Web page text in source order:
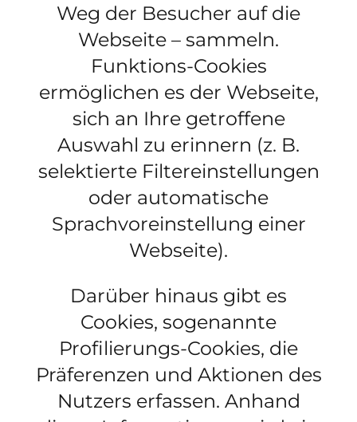
Weg der Besucher auf die
Webseite – sammeln.
Funktions-Cookies
ermöglichen es der Webseite,
sich an Ihre getroffene
Auswahl zu erinnern (z. B.
selektierte Filtereinstellungen
oder automatische
Sprachvoreinstellung einer
Webseite).
Darüber hinaus gibt es
Cookies, sogenannte
Profilierungs-Cookies, die
Präferenzen und Aktionen des
Nutzers erfassen. Anhand